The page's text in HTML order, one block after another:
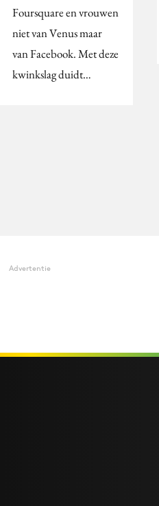
Foursquare en vrouwen
niet van Venus maar
van Facebook. Met deze
kwinkslag duidt…
Advertentie